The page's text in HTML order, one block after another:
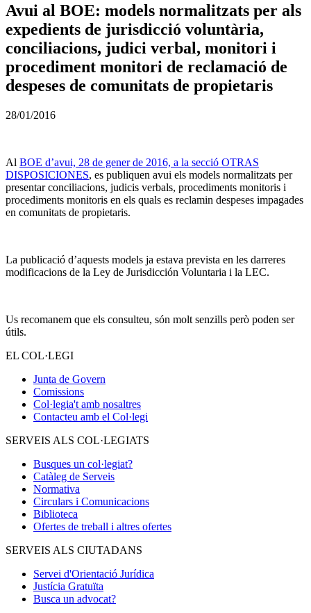
Avui al BOE: models normalitzats per als
expedients de jurisdicció voluntària,
conciliacions, judici verbal, monitori i
procediment monitori de reclamació de
despeses de comunitats de propietaris
28/01/2016
Al BOE d’avui, 28 de gener de 2016, a la secció OTRAS
DISPOSICIONES, es publiquen avui els models normalitzats per
presentar conciliacions, judicis verbals, procediments monitoris i
procediments monitoris en els quals es reclamin despeses impagades
en comunitats de propietaris.
La publicació d’aquests models ja estava prevista en les darreres
modificacions de la Ley de Jurisdicción Voluntaria i la LEC.
Us recomanem que els consulteu, són molt senzills però poden ser
útils.
EL COL·LEGI
Junta de Govern
Comissions
Col·legia't amb nosaltres
Contacteu amb el Col·legi
SERVEIS ALS COL·LEGIATS
Busques un col·legiat?
Catàleg de Serveis
Normativa
Circulars i Comunicacions
Biblioteca
Ofertes de treball i altres ofertes
SERVEIS ALS CIUTADANS
Servei d'Orientació Jurídica
Justícia Gratuïta
Busca un advocat?